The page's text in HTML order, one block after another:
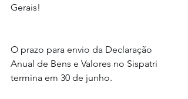
Gerais!
O prazo para envio da Declaração
Anual de Bens e Valores no Sispatri
termina em 30 de junho.